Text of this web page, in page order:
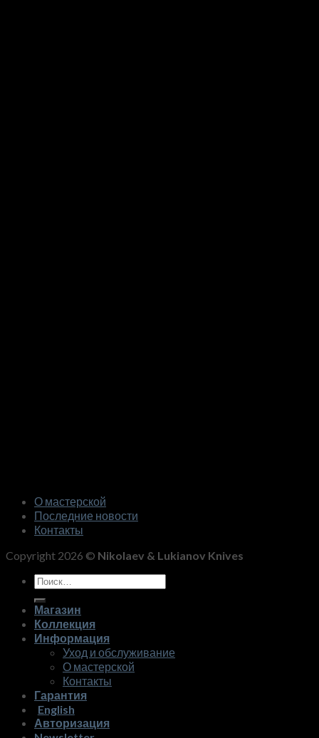
О мастерской
Последние новости
Контакты
Copyright 2026 © Nikolaev & Lukianov Knives
Искать:
Магазин
Коллекция
Информация
Уход и обслуживание
О мастерской
Контакты
Гарантия
English
Авторизация